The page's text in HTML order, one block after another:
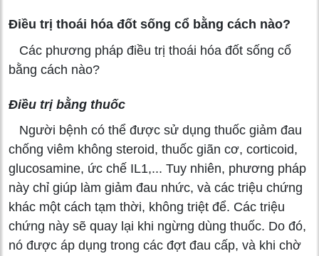
Điều trị thoái hóa đốt sống cổ bằng cách nào?
Các phương pháp điều trị thoái hóa đốt sống cổ
bằng cách nào?
Điều trị bằng thuốc
Người bệnh có thể được sử dụng thuốc giảm đau
chống viêm không steroid, thuốc giãn cơ, corticoid,
glucosamine, ức chế IL1,... Tuy nhiên, phương pháp
này chỉ giúp làm giảm đau nhức, và các triệu chứng
khác một cách tạm thời, không triệt để. Các triệu
chứng này sẽ quay lại khi ngừng dùng thuốc. Do đó,
nó được áp dụng trong các đợt đau cấp, và khi chờ